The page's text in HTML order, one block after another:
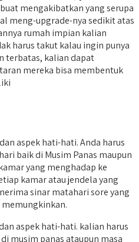
mengakibatkan yang serupa
meng-upgrade-nya sedikit atas
rumah impian kalian
harus takut kalau ingin punya
terbatas, kalian dapat
mereka bisa membentuk
aspek hati-hati. Anda harus
baik di Musim Panas maupun
yang menghadap ke
kamar atau jendela yang
sinar matahari sore yang
aspek hati-hati. kalian harus
musim panas ataupun masa